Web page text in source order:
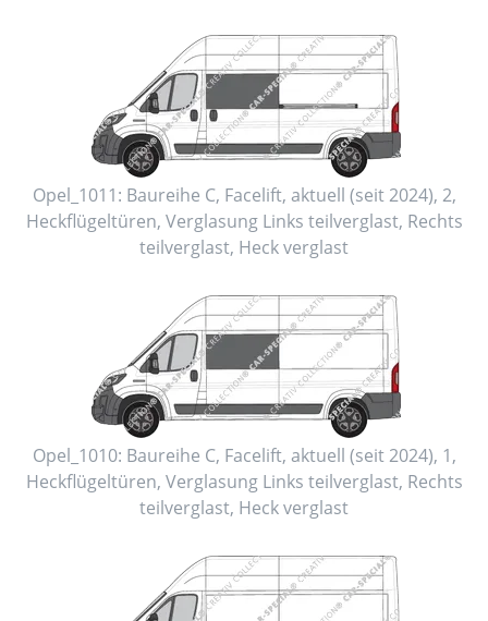
Opel_1011: Baureihe C, Facelift, aktuell (seit 2024), 2,
Heckflügeltüren, Verglasung Links teilverglast, Rechts
teilverglast, Heckverglast
Opel_1010: Baureihe C, Facelift, aktuell (seit 2024), 1,
Heckflügeltüren, Verglasung Links teilverglast, Rechts
teilverglast, Heckverglast